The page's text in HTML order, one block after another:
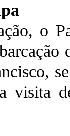
o
visita